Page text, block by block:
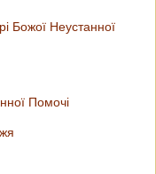
Божої Неустанної
Помочі